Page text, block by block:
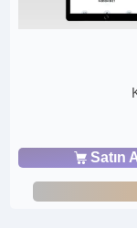
Satın